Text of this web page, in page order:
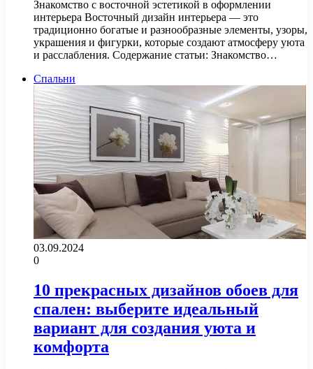
Знакомство с восточной эстетикой в оформлении
интерьера Восточный дизайн интерьера — это
традиционно богатые и разнообразные элементы, узоры,
украшения и фигурки, которые создают атмосферу уюта
и расслабления. Содержание статьи: Знакомство…
Спальни
03.09.2024
0
10 прекрасных дизайнов обоев для
спален: выберите идеальный
вариант для создания уюта и
комфорта